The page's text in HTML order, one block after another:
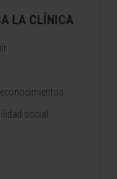
LA CLÍNICA
social